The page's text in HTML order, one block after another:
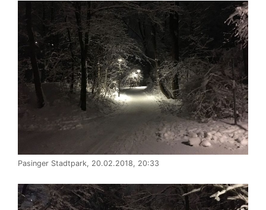
Pasinger Stadtpark, 20.02.2018, 20:33